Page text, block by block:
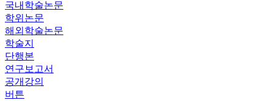
국내학술논문
학위논문
해외학술논문
학술지
단행본
연구보고서
공개강의
버튼